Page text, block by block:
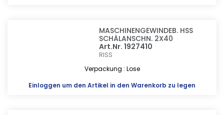
MASCHINENGEWINDEB. HSS
SCHÄLANSCHN. 2X40
Art.Nr. 1927410
RISS
Verpackung : Lose
Einloggen um den Artikel in den Warenkorb zu legen